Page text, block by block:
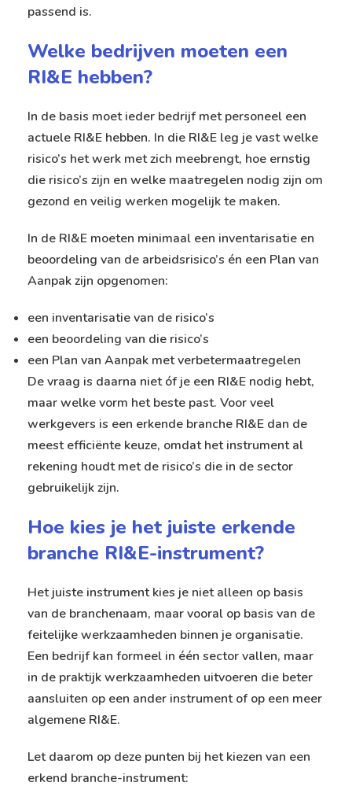
passend is.
Welke bedrijven moeten een
RI&E hebben?
In de basis moet ieder bedrijf met personeel een
actuele RI&E hebben. In die RI&E leg je vast welke
risico’s het werk met zich meebrengt, hoe ernstig
die risico’s zijn en welke maatregelen nodig zijn om
gezond en veilig werken mogelijk te maken.
In de RI&E moeten minimaal een inventarisatie en
beoordeling van de arbeidsrisico’s én een Plan van
Aanpak zijn opgenomen:
een inventarisatie van de risico’s
een beoordeling van die risico’s
een Plan van Aanpak met verbetermaatregelen
De vraag is daarna niet óf je een RI&E nodig hebt,
maar welke vorm het beste past. Voor veel
werkgevers is een erkende branche RI&E dan de
meest efficiënte keuze, omdat het instrument al
rekening houdt met de risico’s die in de sector
gebruikelijk zijn.
Hoe kies je het juiste erkende
branche RI&E-instrument?
Het juiste instrument kies je niet alleen op basis
van de branchenaam, maar vooral op basis van de
feitelijke werkzaamheden binnen je organisatie.
Een bedrijf kan formeel in één sector vallen, maar
in de praktijk werkzaamheden uitvoeren die beter
aansluiten op een ander instrument of op een meer
algemene RI&E.
Let daarom op deze punten bij het kiezen van een
erkend branche-instrument: